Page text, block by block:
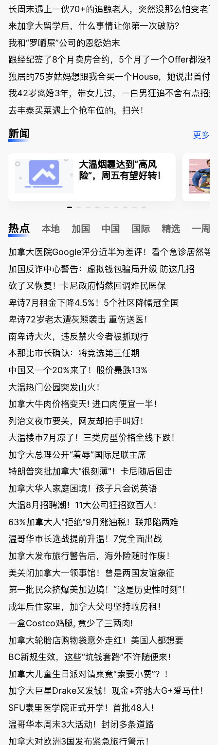
长周末遇上一伙70+的追鲸老人，突然没那么怕变老了
来加拿大留学后，什么事情让你第一次破防？
我和“罗嚼屎”公司的恩怨始末
跟经纪签了8个月卖房合约，5个月了一个Offer都没有
独居的75岁姑妈想跟我合买一个House，她说出首付
我42岁离婚3年，带女儿过，一白男狂追不舍有点招
去丰泰买菜遇上个抢车位的，扫兴！
新闻 更多
大温烟霾达到“高风
险”，周五有望好转！
热点 本地 加国 中国 国际 精选 一周
加拿大医院Google评分近半为差评！看个急诊居然等
加国反诈中心警告：虚拟钱包骗局升级 防这几招
砍了又恢复！卡尼政府悄然回调难民医保
卑诗7月租金下降4.5%！5个社区降幅冠全国
卑诗72岁老太遭灰熊袭击 重伤送医！
南卑诗大火，违反禁火令者被抓现行
本那比市长确认：将竞选第三任期
中国又一个20%来了！股价暴跌13%
大温热门公园突发山火！
加拿大牛肉价格变天! 进口肉便宜一半！
列治文夜市要关，网友却拍手叫好！
大温楼市7月凉了！三类房型价格全线下跌！
加拿大总理公开“羞辱”国际足联主席
特朗普突批加拿大"很刻薄"！卡尼随后回击
加拿大华人家庭困境！孩子只会说英语
大温8月招聘潮！11大公司狂招数百人！
63%加拿大人"拒绝"9月涨油税！联邦陷两难
温哥华市长选战提前升温！7党全面出战
加拿大发布旅行警告后，海外险随时作废！
美关闭加拿大一领事馆！曾是两国友谊象征
第一批民众挤爆美加边境！“这是历史性时刻”！
成年后住家里，加拿大父母坚持收房租！
一盒Costco鸡腿, 竟少了三两肉!
加拿大轮胎店购物袋意外走红！美国人都想要
BC新规生效，这些“坑钱套路”不许随便来！
加拿大儿童生日派对请柬竟“索要小费”？！
加拿大巨星Drake又发钱！现金+奔驰大G+爱马仕！
SFU素里医学院正式开学！首批48人！
温哥华本周末3大活动！封闭多条道路
加拿大对欧洲3国发布紧急旅行警示！